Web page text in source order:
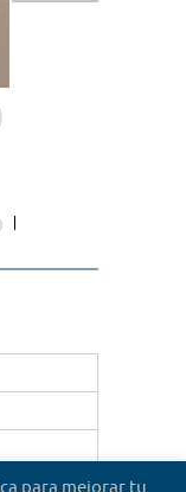
para mejorar tu